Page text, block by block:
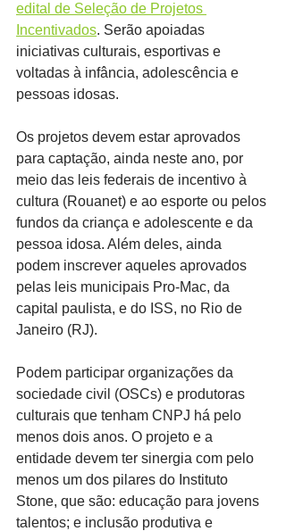
edital de Seleção de Projetos
Incentivados. Serão apoiadas
iniciativas culturais, esportivas e
voltadas à infância, adolescência e
pessoas idosas.
Os projetos devem estar aprovados
para captação, ainda neste ano, por
meio das leis federais de incentivo à
cultura (Rouanet) e ao esporte ou pelos
fundos da criança e adolescente e da
pessoa idosa. Além deles, ainda
podem inscrever aqueles aprovados
pelas leis municipais Pro-Mac, da
capital paulista, e do ISS, no Rio de
Janeiro (RJ).
Podem participar organizações da
sociedade civil (OSCs) e produtoras
culturais que tenham CNPJ há pelo
menos dois anos. O projeto e a
entidade devem ter sinergia com pelo
menos um dos pilares do Instituto
Stone, que são: educação para jovens
talentos; e inclusão produtiva e